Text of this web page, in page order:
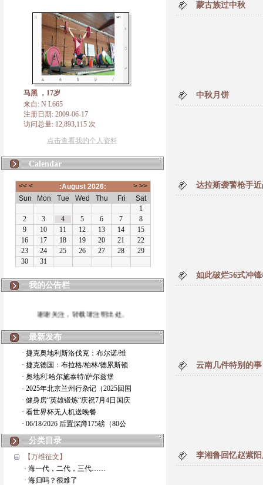
马黑 ，17岁
来自: N L665
注册日期: 2009-06-17
访问总量: 12,893,115 次
点击查看我的个人资料
Calendar
我的公告栏 N L665
最新发布
· 捷克奥地利斯洛伐克：布尔诺/维
· 捷克德国：布拉格/柏林/德累斯顿
· 奥地利:哈尔施泰特/萨尔兹堡
· 2025年北京兰州行杂记（2025回国
· 健身房“英雄锻炼“庆祝7月4日国庆
· 看世界杯无人机送晚餐
· 06/18/2026 后置深蹲175磅（80公
分类目录
【万维征文】
· 海一代，二代，三代……
· 海归吗？很难了
蒙古族过中秋
中秋月饼
达拉斯袭警枪手
如此破烂56式冲
云南几件特别的事
李湘鲁回忆赵紫